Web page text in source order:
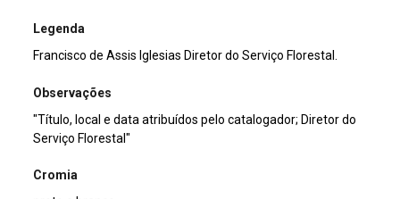
Legenda
Francisco de Assis Iglesias Diretor do Serviço Florestal.
Observações
"Título, local e data atribuídos pelo catalogador; Diretor do
Serviço Florestal"
Cromia